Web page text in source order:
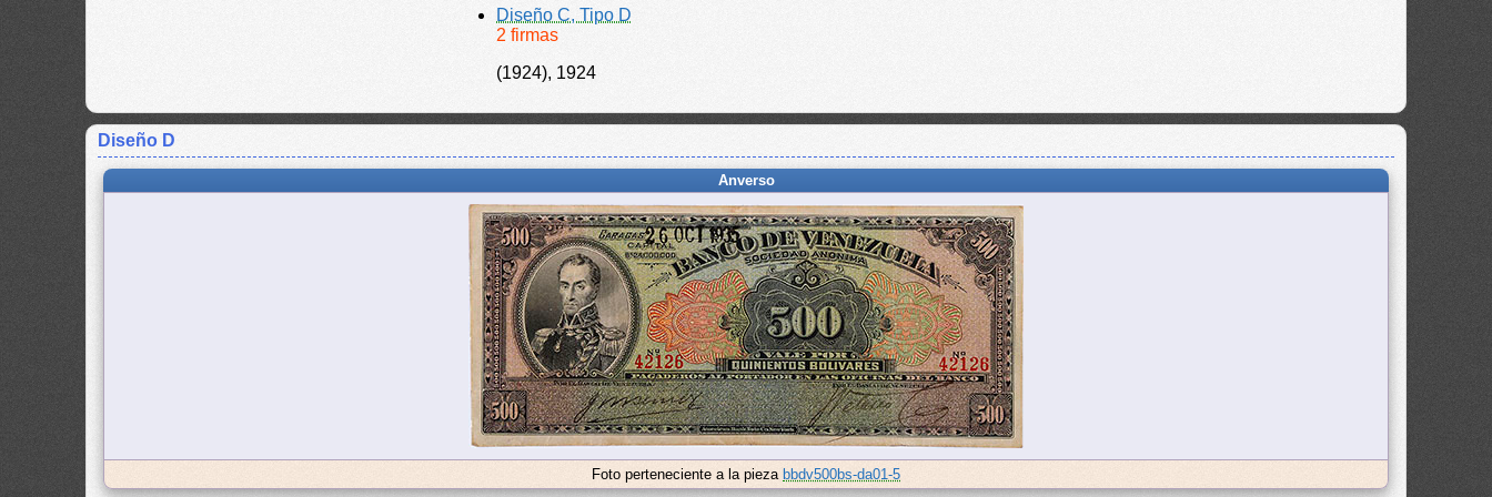
Diseño C, Tipo D
2 firmas
(1924), 1924
Diseño D
Anverso
Foto perteneciente a la pieza bbdv500bs-da01-5